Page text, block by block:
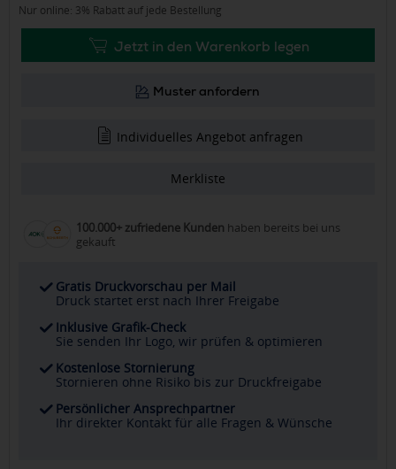
Nur online: 3% Rabatt auf jede Bestellung
Jetzt in den Warenkorb legen
Muster anfordern
Individuelles Angebot anfragen
Merkliste
100.000+ zufriedene Kunden haben bereits bei uns
gekauft
Gratis Druckvorschau per Mail
Druck startet erst nach Ihrer Freigabe
Inklusive Grafik-Check
Sie senden Ihr Logo, wir prüfen & optimieren
Kostenlose Stornierung
Stornieren ohne Risiko bis zur Druckfreigabe
Persönlicher Ansprechpartner
Ihr direkter Kontakt für alle Fragen & Wünsche